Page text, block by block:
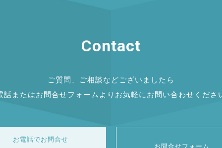
Contact
ご質問、ご相談などございましたら
話またはお問合せフォームよりお気軽にお問い合わせくださ
お電話でお問合せ
お問合せフォーム